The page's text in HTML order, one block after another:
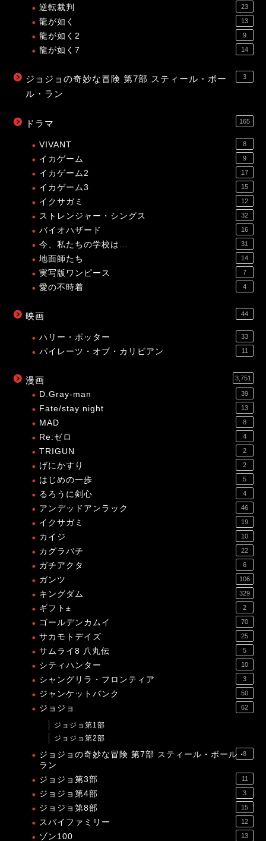
逆転裁判 23
龍が如く 13
龍が如く2 9
龍が如く7 14
ジョジョの奇妙な冒険 第7部 スティール・ボー
ル・ラン
3
ドラマ 165
VIVANT 8
イカゲーム 9
イカゲーム2 17
イカゲーム3 15
イクサガミ 12
ストレンジャー・シングス 32
バイオハザード 16
今、私たちの学校は… 31
地面師たち 14
実写版ワンピース 7
愛の不時着 4
映画 44
ハリー・ポッター 33
パイレーツ・オブ・カリビアン 11
漫画 3,751
D.Gray-man 39
Fate/stay night 13
MAD 8
Re:ゼロ 4
TRIGUN 2
げにかすり 2
はじめの一歩 5
るろうに剣心 4
アンデッドアンラック 46
イクサガミ 19
カイジ 10
カグラバチ 22
ガチアクタ 6
ガンツ 106
キングダム 329
ギフト± 2
ゴールデンカムイ 70
サカモトデイズ 25
サムライ8 八丸伝 5
シティハンター 10
シャングリラ・フロンティア 3
ジャンケットバンク 50
ジョジョ 62
ジョジョ第1部
ジョジョ第2部
ジョジョの奇妙な冒険 第7部 スティール・ボール・
ラン
8
ジョジョ第3部 11
ジョジョ第4部 3
ジョジョ第8部 15
スパイファミリー 12
ゾン100 13